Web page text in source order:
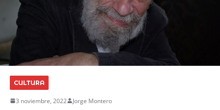
CULTURA
3 noviembre, 2022 Jorge Montero